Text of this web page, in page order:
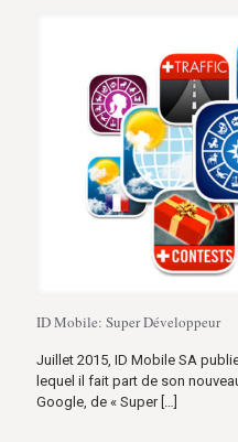
ID Mobile: Super Développeur
Juillet 2015, ID Mobile SA
lequel il fait part de son
Google, de « Super[…]